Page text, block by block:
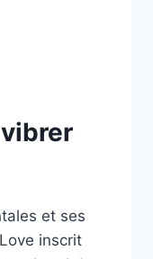
et ses
inscrit